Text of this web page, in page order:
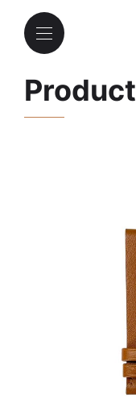
Product